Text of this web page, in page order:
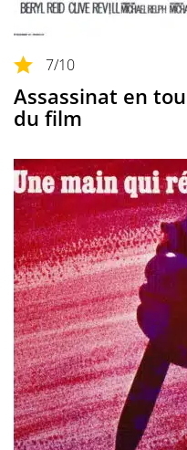
7/10
Assassinat en
du film